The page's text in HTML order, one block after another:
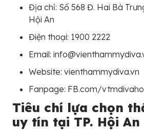
Địa chỉ: Số 568 Đ. Hai Bà
Hội An
Điện thoại: 1900 2222
Email:
Website: vienthammydiva.vn
Fanpage: FB.com/
Tiêu chí lựa chọn
uy tín tại TP. Hội An